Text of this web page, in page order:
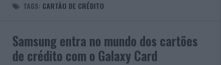
TAGS: CARTÃO DE CRÉDITO
Samsung entra no mundo dos cartões
de crédito com o Galaxy Card